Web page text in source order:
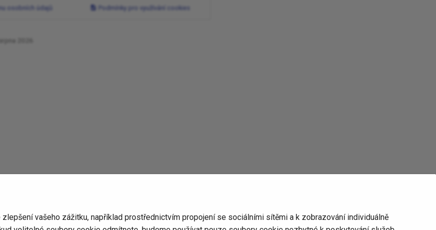
osobních údajů Podmínky pro využívání cookies
srpna 2026
vašeho zážitku, například prostřednictvím propojení se sociálními sítěmi a k zobrazování individuálně